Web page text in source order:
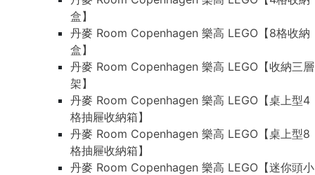
盒】
丹麥 Room Copenhagen 樂高 LEGO【8格收納
盒】
丹麥 Room Copenhagen 樂高 LEGO【收納三層
架】
丹麥 Room Copenhagen 樂高 LEGO【桌上型4
格抽屜收納箱】
丹麥 Room Copenhagen 樂高 LEGO【桌上型8
格抽屜收納箱】
丹麥 Room Copenhagen 樂高 LEGO【迷你頭小